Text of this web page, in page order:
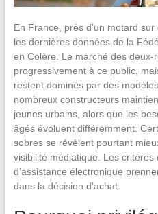
En France, près d’un motard
les dernières données de la
en Colère. Le marché des deux-
progressivement à ce public,
restent dominés par des
nombreux constructeurs
jeunes urbains, alors que les
âgés évoluent différemment.
sobres se révèlent pourtant
visibilité médiatique. Les critères
d’assistance électronique
dans la décision d’achat.